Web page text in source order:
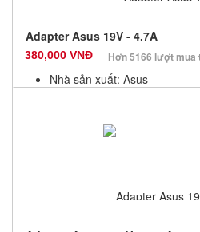
Adapter Asus 19V - 4.7A
380,000 VNĐ Hơn 5166 lượt mua
Nhà sản xuất: Asus
Số lượng: 10